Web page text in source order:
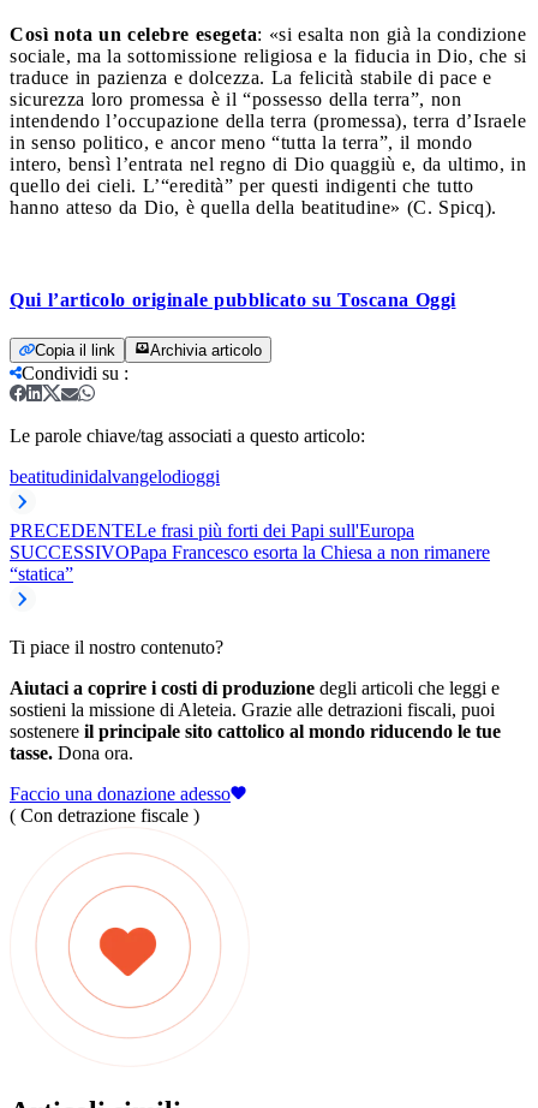
Così nota un celebre esegeta: «si esalta non già la condizione
sociale, ma la sottomissione religiosa e la fiducia in Dio, che si
traduce in pazienza e dolcezza. La felicità stabile di pace e
sicurezza loro promessa è il “possesso della terra”, non
intendendo l’occupazione della terra (promessa), terra d’Israele
in senso politico, e ancor meno “tutta la terra”, il mondo
intero, bensì l’entrata nel regno di Dio quaggiù e, da ultimo, in
quello dei cieli. L’“eredità” per questi indigenti che tutto
hanno atteso da Dio, è quella della beatitudine» (C. Spicq).
Qui l’articolo originale pubblicato su Toscana Oggi
Copia il link Archivia articolo
Condividi su :
Le parole chiave/tag associati a questo articolo:
beatitudinidalvangelodioggi
PRECEDENTELe frasi più forti dei Papi sull'Europa
SUCCESSIVOPapa Francesco esorta la Chiesa a non rimanere
“statica”
Ti piace il nostro contenuto?
Aiutaci a coprire i costi di produzione degli articoli che leggi e
sostieni la missione di Aleteia. Grazie alle detrazioni fiscali, puoi
sostenere il principale sito cattolico al mondo riducendo le tue
tasse. Dona ora.
Faccio una donazione adesso
( Con detrazione fiscale )